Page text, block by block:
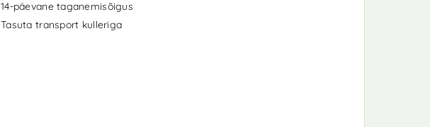
14-päevane taganemisõigus
Tasuta transport kulleriga